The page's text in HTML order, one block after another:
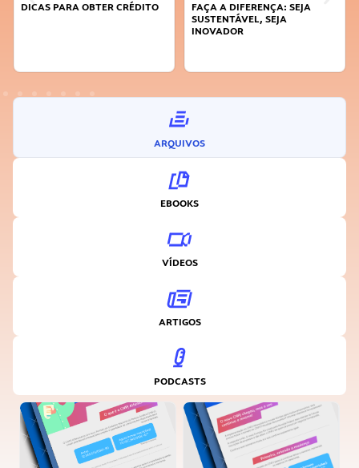
DICAS PARA OBTER CRÉDITO
FAÇA A DIFERENÇA: SEJA
SUSTENTÁVEL, SEJA
INOVADOR
ARQUIVOS
EBOOKS
VÍDEOS
ARTIGOS
PODCASTS